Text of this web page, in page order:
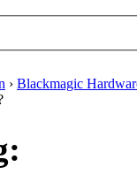
› Blackmagic